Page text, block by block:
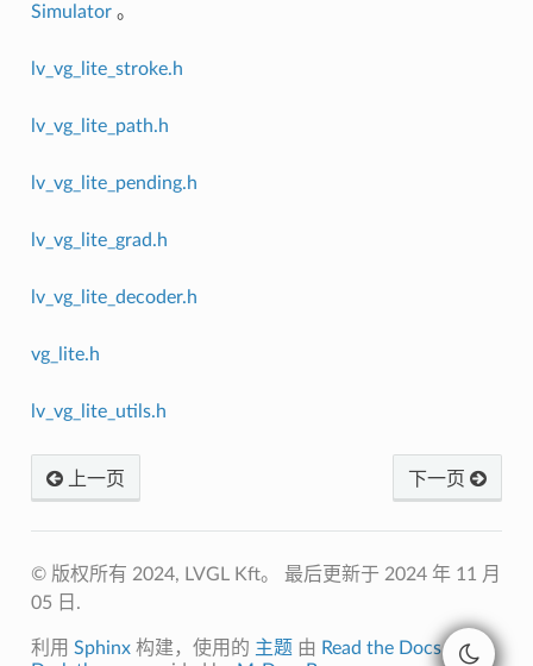
Simulator。
lv_vg_lite_stroke.h
lv_vg_lite_path.h
lv_vg_lite_pending.h
lv_vg_lite_grad.h
lv_vg_lite_decoder.h
vg_lite.h
lv_vg_lite_utils.h
上一页 下一页
© 版权所有 2024, LVGL Kft。 最后更新于 2024 年 11 月
05 日.
利用 Sphinx构建，使用的 主题 由 Read the Docs开发.